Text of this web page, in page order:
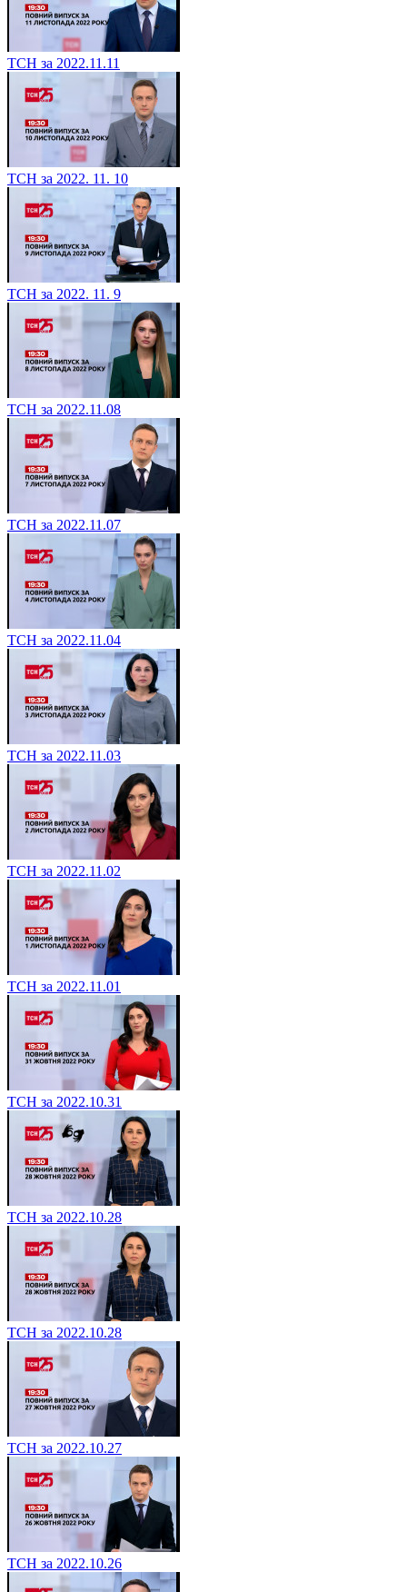
ТСН за 2022.11.11
ТСН за 2022. 11. 10
ТСН за 2022. 11. 9
ТСН за 2022.11.08
ТСН за 2022.11.07
ТСН за 2022.11.04
ТСН за 2022.11.03
ТСН за 2022.11.02
ТСН за 2022.11.01
ТСН за 2022.10.31
ТСН за 2022.10.28
ТСН за 2022.10.28
ТСН за 2022.10.27
ТСН за 2022.10.26